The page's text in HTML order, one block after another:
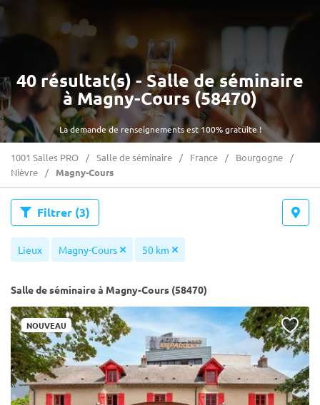
La demande de renseignements est 100% gratuite !
40 résultat(s) - Salle de séminaire
à Magny-Cours (58470)
1001 Salles PRO Salle de séminaire France
Bourgogne
Nièvre
Magny-Cours
Filtrer (3)
Lieux Magny-Cours 50 km
Salle de séminaire à Magny-Cours (58470)
NOUVEAU